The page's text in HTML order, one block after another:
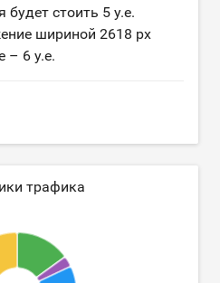
стоить 5 у.е.
шириной 2618 px
– 6 у.е.
трафика